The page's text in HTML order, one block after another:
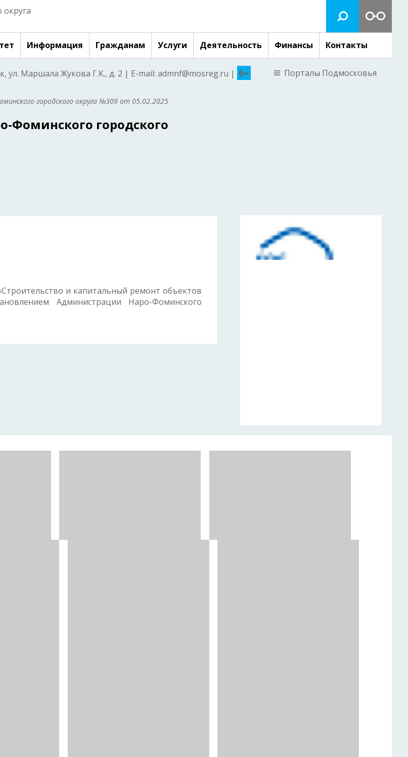
Информация Гражданам Услуги Деятельность Финансы Контакты
ул. Маршала Жукова Г.К., д. 2 | E-mail: admnf@mosreg.ru | 6+ Порталы Подмосковья
городского округа №309 от 05.02.2025
Фоминского городского
и капитальный ремонт объектов
Администрации Наро-Фоминского